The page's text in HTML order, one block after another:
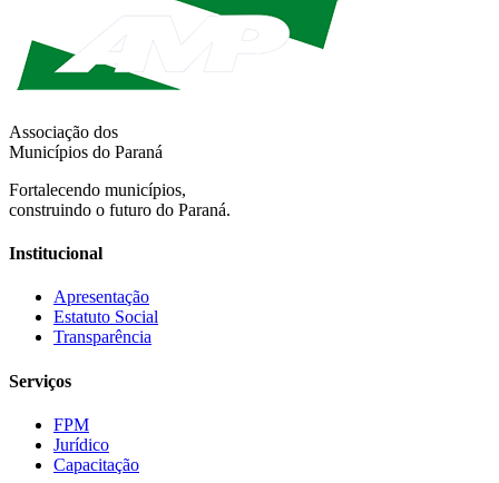
Associação dos
Municípios do Paraná
Fortalecendo municípios,
construindo o futuro do Paraná.
Institucional
Apresentação
Estatuto Social
Transparência
Serviços
FPM
Jurídico
Capacitação